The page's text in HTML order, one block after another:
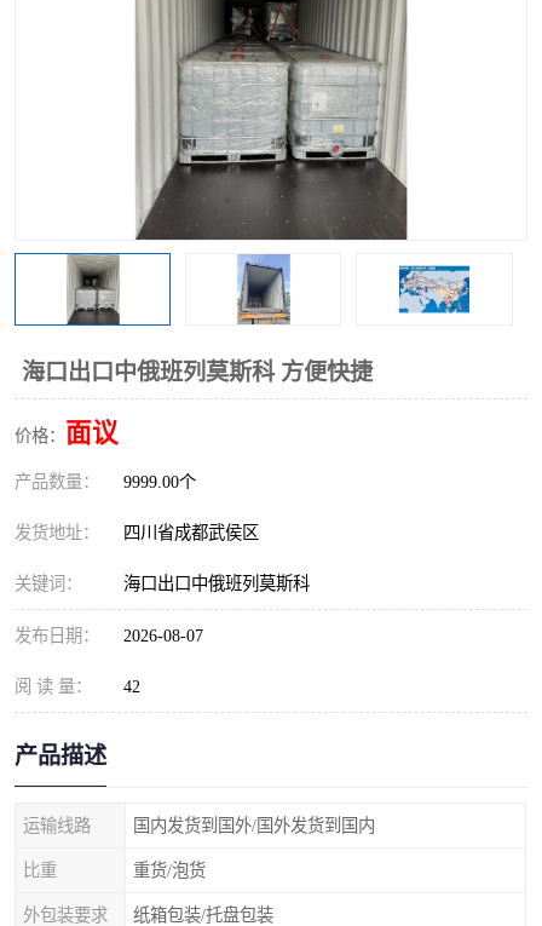
海口出口中俄班列莫斯科 方便快捷
价格： 面议
产品数量： 9999.00个
发货地址： 四川省成都武侯区
关键词： 海口出口中俄班列莫斯科
发布日期： 2026-08-07
阅 读 量： 42
产品描述
运输线路 国内发货到国外/国外发货到国内
比重 重货/泡货
外包装要求 纸箱包装/托盘包装
蓉欧班列进口机械设备 马来西亚物流
铁路出口拼箱/整柜
中俄班列莫斯科